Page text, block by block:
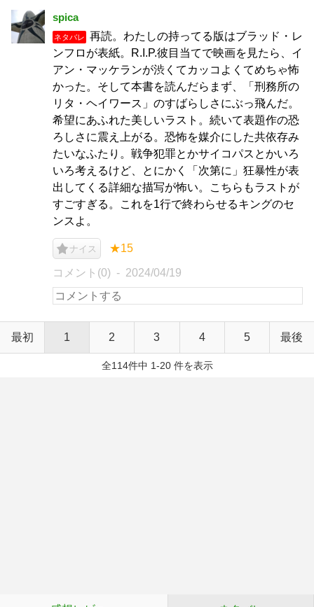
spica
ネタバレ
再読。わたしの持ってる版はブラッド・レ
ンフロが表紙。R.I.P.彼目当てで映画を見たら、イ
アン・マッケランが渋くてカッコよくてめちゃ怖
かった。そして本書を読んだらまず、「刑務所の
リタ・ヘイワース」のすばらしさにぶっ飛んだ。
希望にあふれた美しいラスト。続いて表題作の恐
ろしさに震え上がる。恐怖を媒介にした共依存み
たいなふたり。戦争犯罪とかサイコパスとかいろ
いろ考えるけど、とにかく「次第に」狂暴性が表
出してくる詳細な描写が怖い。こちらもラストが
すごすぎる。これを1行で終わらせるキングのセ
ンスよ。
ナイス ★15
コメント(0) 2024/04/19
最初 1 2 3 4 5 最後
全114件中 1-20 件を表示